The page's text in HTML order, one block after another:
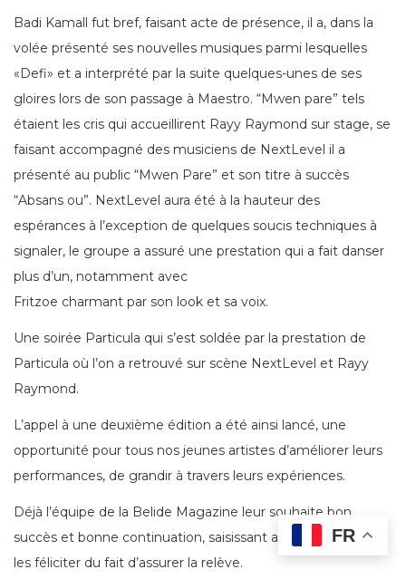
Badi Kamall fut bref, faisant acte de présence, il a, dans la
volée présenté ses nouvelles musiques parmi lesquelles
«Defi» et a interprété par la suite quelques-unes de ses
gloires lors de son passage à Maestro. “Mwen pare” tels
étaient les cris qui accueillirent Rayy Raymond sur stage, se
faisant accompagné des musiciens de NextLevel il a
présenté au public “Mwen Pare” et son titre à succès
“Absans ou”. NextLevel aura été à la hauteur des
espérances à l’exception de quelques soucis techniques à
signaler, le groupe a assuré une prestation qui a fait danser
plus d’un, notamment avec
Fritzoe charmant par son look et sa voix.
Une soirée Particula qui s’est soldée par la prestation de
Particula où l’on a retrouvé sur scène NextLevel et Rayy
Raymond.
L’appel à une deuxième édition a été ainsi lancé, une
opportunité pour tous nos jeunes artistes d’améliorer leurs
performances, de grandir à travers leurs expériences.
Déjà l’équipe de la Belide Magazine leur souhaite bon
succès et bonne continuation, saisissant ainsi l’occasion de
les féliciter du fait d’assurer la relève.
FR